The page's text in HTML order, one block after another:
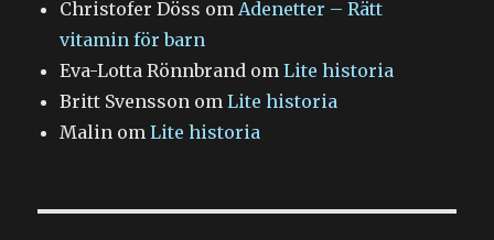
Christofer Döss om Adenetter – Rätt
vitamin för barn
Eva-Lotta Rönnbrand omLite historia
Britt Svensson omLite historia
Malin omLite historia